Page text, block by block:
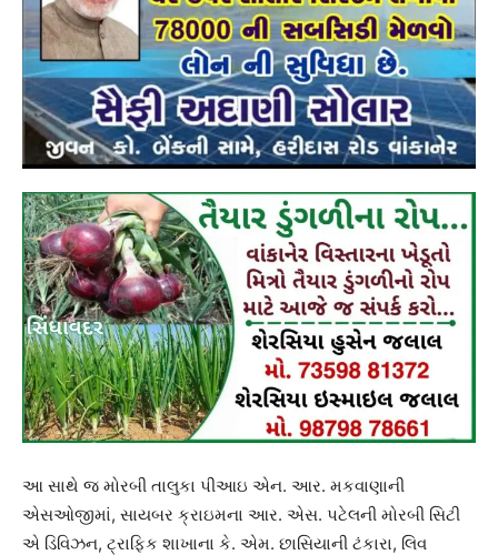
આ સાથે જ મોરબી તાલુકા પીઆઇ એન. આર. મકવાણાની
એસઓજીમાં, સાયબર ક્રાઇમના આર. એસ. પટેલની મોરબી સિટી
એ ડિવિઝન, ટ્રાફિક શાખાના કે. એમ. છાસિયાની ટંકારા, લિવ